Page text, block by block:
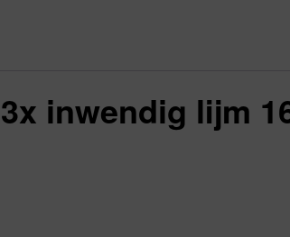
inwendig lijm